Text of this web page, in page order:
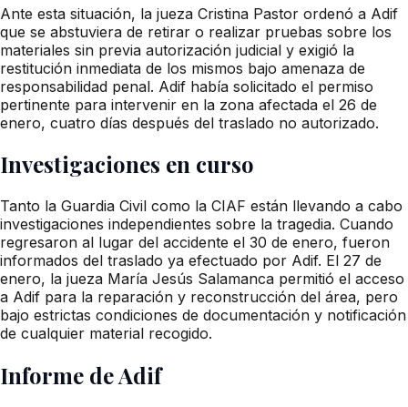
Ante esta situación, la jueza Cristina Pastor ordenó a Adif
que se abstuviera de retirar o realizar pruebas sobre los
materiales sin previa autorización judicial y exigió la
restitución inmediata de los mismos bajo amenaza de
responsabilidad penal. Adif había solicitado el permiso
pertinente para intervenir en la zona afectada el 26 de
enero, cuatro días después del traslado no autorizado.
Investigaciones en curso
Tanto la Guardia Civil como la CIAF están llevando a cabo
investigaciones independientes sobre la tragedia. Cuando
regresaron al lugar del accidente el 30 de enero, fueron
informados del traslado ya efectuado por Adif. El 27 de
enero, la jueza María Jesús Salamanca permitió el acceso
a Adif para la reparación y reconstrucción del área, pero
bajo estrictas condiciones de documentación y notificación
de cualquier material recogido.
Informe de Adif